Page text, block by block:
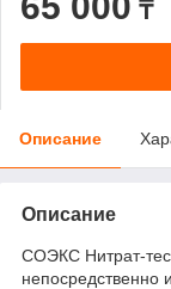
₸
Описание
Описание
СОЭКС Нитрат-
непосредственно